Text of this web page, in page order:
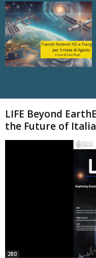
LIFE Beyond
the Future of
280